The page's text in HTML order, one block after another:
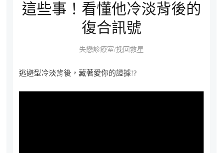
這些事！看懂他冷淡背後的
復合訊號
失戀診療室/挽回救星
逃避型冷淡背後，藏著愛你的證據!?